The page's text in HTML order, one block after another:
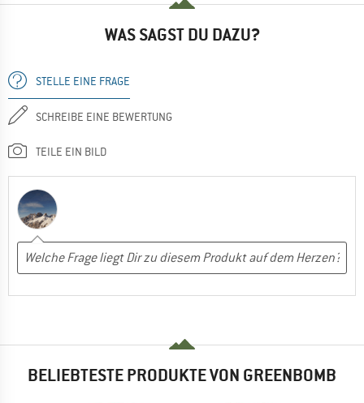
WAS SAGST DU DAZU?
STELLE EINE FRAGE
SCHREIBE EINE BEWERTUNG
TEILE EIN BILD
BELIEBTESTE PRODUKTE VON GREENBOMB